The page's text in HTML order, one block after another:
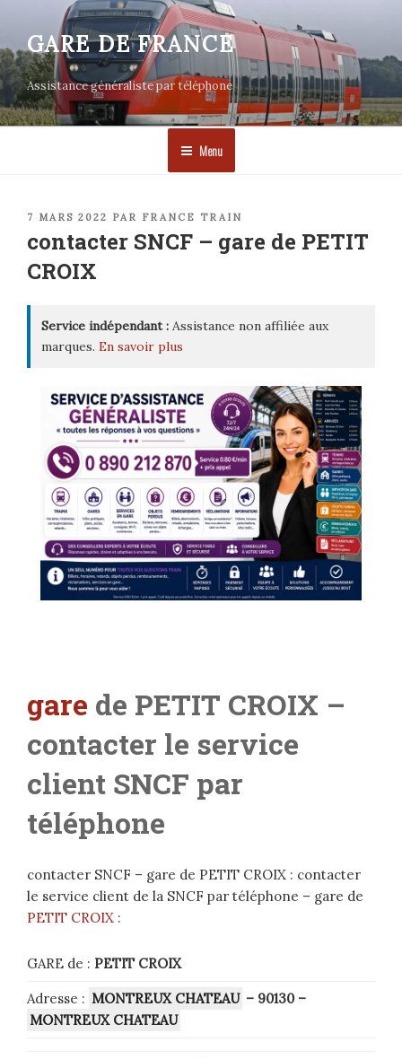
contenu
principal
GARE DE FRANCE
Assistance généraliste par téléphone
Menu
PUBLIÉ
7 MARS 2022 PAR FRANCE TRAIN
contacter SNCF – gare de PETIT
CROIX
Service indépendant : Assistance non affiliée aux
marques. En savoir plus
gare de PETIT CROIX –
contacter le service
client SNCF par
téléphone
contacter SNCF – gare de PETIT CROIX : contacter
le service client de la SNCF par téléphone – gare de
PETIT CROIX :
GARE de : PETIT CROIX
Adresse : MONTREUX CHATEAU – 90130 –
MONTREUX CHATEAU